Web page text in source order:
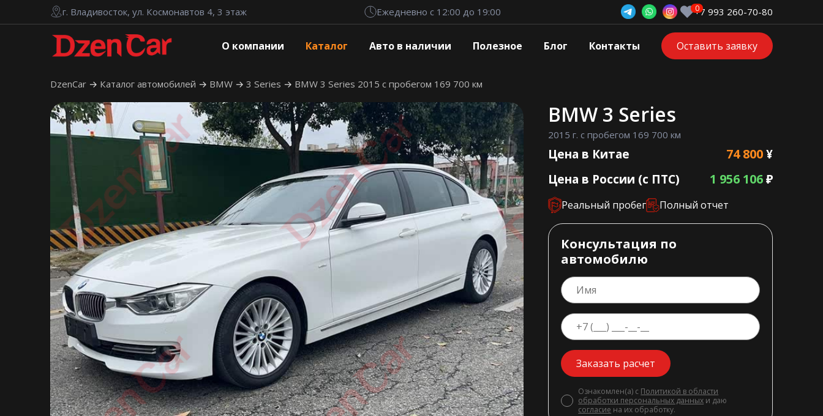
г. Владивосток, ул. Космонавтов 4, 3 этаж Ежедневно с 12:00 до 19:00 +7 993 260-70-80
О компании Каталог Авто в наличии Полезное Блог Контакты Оставить заявку
DzenCar Каталог автомобилей BMW 3 Series BMW 3 Series 2015 с пробегом 169 700 км
BMW 3 Series
2015 г. с пробегом 169 700 км
Цена в Китае 74 800¥
Цена в России (с ПТС)
1 956 106₽
Реальный пробег Полный отчет
Консультация по
автомобилю
Заказать расчет
Ознакомлен(а) с Политикой в области
обработки персональных данных и даю
согласие на их обработку.